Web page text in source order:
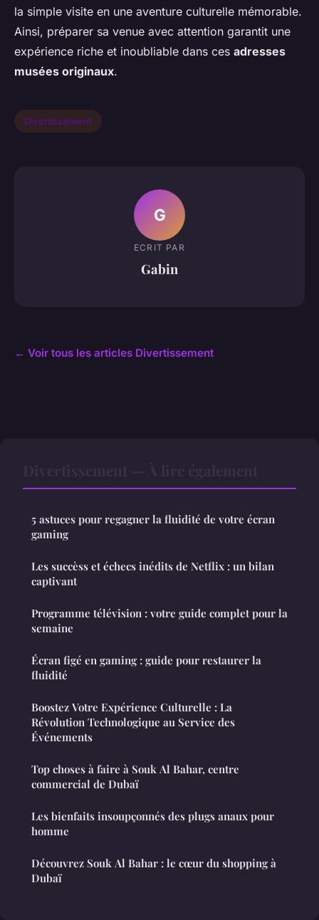
la simple visite en une aventure culturelle mémorable.
Ainsi, préparer sa venue avec attention garantit une
expérience riche et inoubliable dans ces adresses
musées originaux.
Divertissement
G
ECRIT PAR
Gabin
← Voir tous les articles Divertissement
5 astuces pour regagner la fluidité de votre écran
gaming
Les succèss et échecs inédits de Netflix : un bilan
captivant
Programme télévision : votre guide complet pour la
semaine
Écran figé en gaming : guide pour restaurer la
fluidité
Boostez Votre Expérience Culturelle : La
Révolution Technologique au Service des
Événements
Top choses à faire à Souk Al Bahar, centre
commercial de Dubaï
Les bienfaits insoupçonnés des plugs anaux pour
homme
Découvrez Souk Al Bahar : le cœur du shopping à
Dubaï